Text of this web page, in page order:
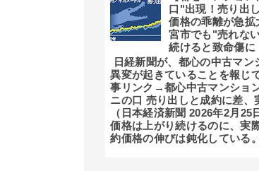
口"出現！売り出
価格の乖離が急拡
宮市でも"売れな
続けると致命傷に
日経新聞が、都心の中古マン
異変が起きていることを報じ
事リンク→都心中古マンショ
ニの口 売り出しと成約に差、
（日本経済新聞 2026年2月25
価格は上がり続けるのに、実
約価格の伸びは鈍化している